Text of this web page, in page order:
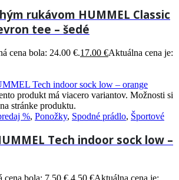
rukávom HUMMEL Classic
tee – šedé
cena bola: 24.00 €.17.00 €Aktuálna cena je:
produkt má viacero variantov. Možnosti si
stránke produktu.
%, Ponožky, Spodné prádlo, Športové
Tech indoor sock low –
cena bola: 7.50 €.4.50 €Aktuálna cena je: